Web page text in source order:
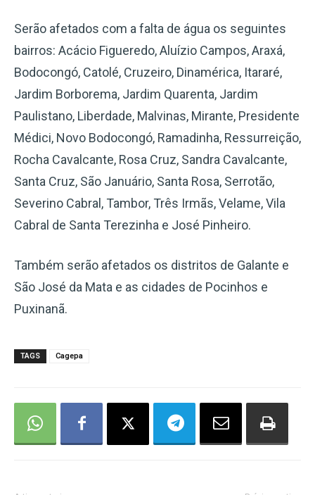
Serão afetados com a falta de água os seguintes
bairros: Acácio Figueredo, Aluízio Campos, Araxá,
Bodocongó, Catolé, Cruzeiro, Dinamérica, Itararé,
Jardim Borborema, Jardim Quarenta, Jardim
Paulistano, Liberdade, Malvinas, Mirante, Presidente
Médici, Novo Bodocongó, Ramadinha, Ressurreição,
Rocha Cavalcante, Rosa Cruz, Sandra Cavalcante,
Santa Cruz, São Januário, Santa Rosa, Serrotão,
Severino Cabral, Tambor, Três Irmãs, Velame, Vila
Cabral de Santa Terezinha e José Pinheiro.
Também serão afetados os distritos de Galante e
São José da Mata e as cidades de Pocinhos e
Puxinanã.
TAGS Cagepa